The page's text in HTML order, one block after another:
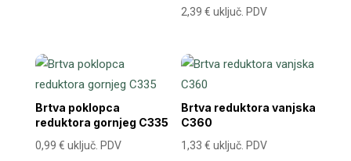
2,39€ uključ. PDV
Brtva poklopca
reduktora gornjeg C335
0,99 € uključ. PDV
Brtva reduktora vanjska
C360
1,33€ uključ. PDV